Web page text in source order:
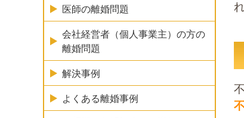
医師の離婚問題
会社経営者（個人事業主）の方の
離婚問題
解決事例
よくある離婚事例